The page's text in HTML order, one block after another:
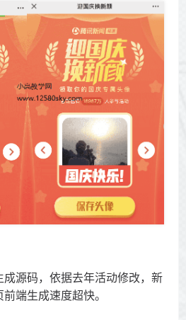
源码，依据去年活动修改，新
端生成速度超快。